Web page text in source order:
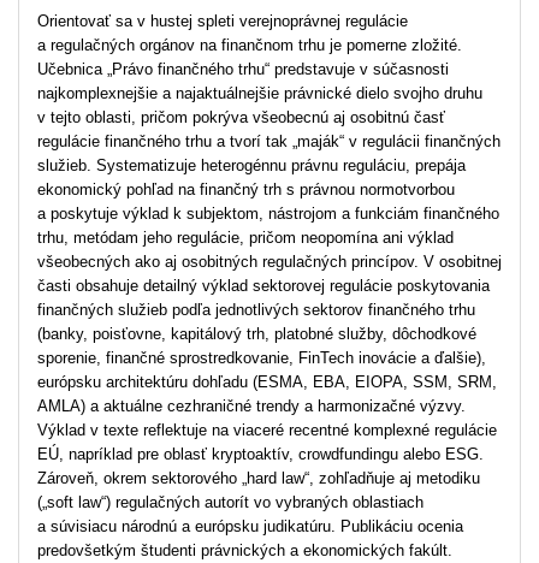
Orientovať sa v hustej spleti verejnoprávnej regulácie
a regulačných orgánov na finančnom trhu je pomerne zložité.
Učebnica „Právo finančného trhu“ predstavuje v súčasnosti
najkomplexnejšie a najaktuálnejšie právnické dielo svojho druhu
v tejto oblasti, pričom pokrýva všeobecnú aj osobitnú časť
regulácie finančného trhu a tvorí tak „maják“ v regulácii finančných
služieb. Systematizuje heterogénnu právnu reguláciu, prepája
ekonomický pohľad na finančný trh s právnou normotvorbou
a poskytuje výklad k subjektom, nástrojom a funkciám finančného
trhu, metódam jeho regulácie, pričom neopomína ani výklad
všeobecných ako aj osobitných regulačných princípov. V osobitnej
časti obsahuje detailný výklad sektorovej regulácie poskytovania
finančných služieb podľa jednotlivých sektorov finančného trhu
(banky, poisťovne, kapitálový trh, platobné služby, dôchodkové
sporenie, finančné sprostredkovanie, FinTech inovácie a ďalšie),
európsku architektúru dohľadu (ESMA, EBA, EIOPA, SSM, SRM,
AMLA) a aktuálne cezhraničné trendy a harmonizačné výzvy.
Výklad v texte reflektuje na viaceré recentné komplexné regulácie
EÚ, napríklad pre oblasť kryptoaktív, crowdfundingu alebo ESG.
Zároveň, okrem sektorového „hard law“, zohľadňuje aj metodiku
(„soft law“) regulačných autorít vo vybraných oblastiach
a súvisiacu národnú a európsku judikatúru. Publikáciu ocenia
predovšetkým študenti právnických a ekonomických fakúlt.